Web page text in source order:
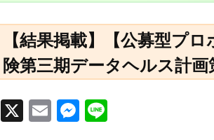
【結果掲載】【公募型プ
険第三期データヘルス計
F
X
E
M